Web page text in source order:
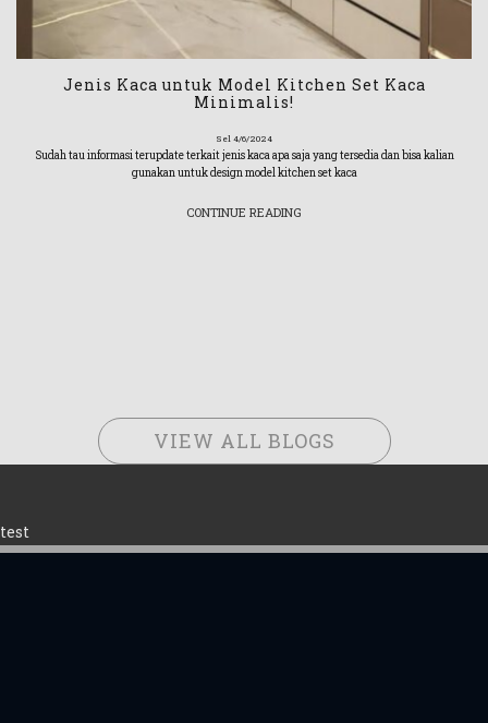
Jenis Kaca untuk Model Kitchen Set Kaca
Minimalis!
Sel 4/6/2024
Sudah tau informasi terupdate terkait jenis kaca apa saja yang tersedia dan bisa kalian
gunakan untuk design model kitchen set kaca
CONTINUE READING
VIEW ALL BLOGS
test